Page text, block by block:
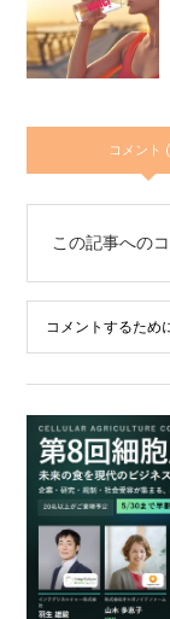
コメント
この記事への
コメントするため